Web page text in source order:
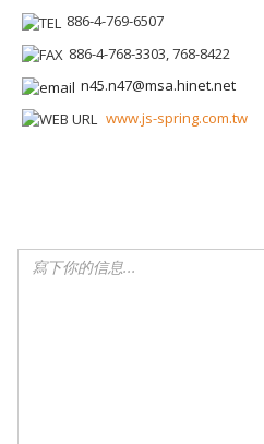
886-4-769-6507
886-4-768-3303, 768-8422
n45.n47@msa.hinet.net
www.js-spring.com.tw